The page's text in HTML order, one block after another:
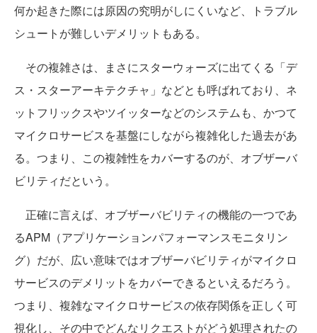
何か起きた際には原因の究明がしにくいなど、トラブル
シュートが難しいデメリットもある。
その複雑さは、まさにスターウォーズに出てくる「デ
ス・スターアーキテクチャ」などとも呼ばれており、ネ
ットフリックスやツイッターなどのシステムも、かつて
マイクロサービスを基盤にしながら複雑化した過去があ
る。つまり、この複雑性をカバーするのが、オブザーバ
ビリティだという。
正確に言えば、オブザーバビリティの機能の一つであ
るAPM（アプリケーションパフォーマンスモニタリン
グ）だが、広い意味ではオブザーバビリティがマイクロ
サービスのデメリットをカバーできるといえるだろう。
つまり、複雑なマイクロサービスの依存関係を正しく可
視化し、その中でどんなリクエストがどう処理されたの